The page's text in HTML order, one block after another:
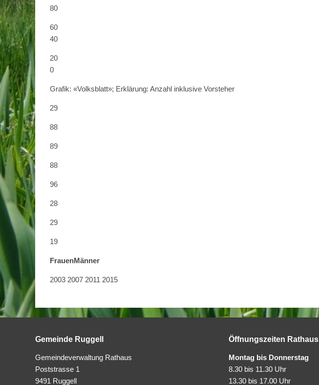
80
60
40
20
0
Grafik: «Volksblatt»; Erklärung: Anzahl inklusive Vorsteher
29
88
89
88
96
28
29
19
FrauenMänner
2003 2007 2011 2015
Gemeinde Ruggell
Gemeindeverwaltung Rathaus
Poststrasse 1
9491 Ruggell
Öffnungszeiten Rathaus
Montag bis Donnerstag
8.30 bis 11.30 Uhr
13.30 bis 17.00 Uhr